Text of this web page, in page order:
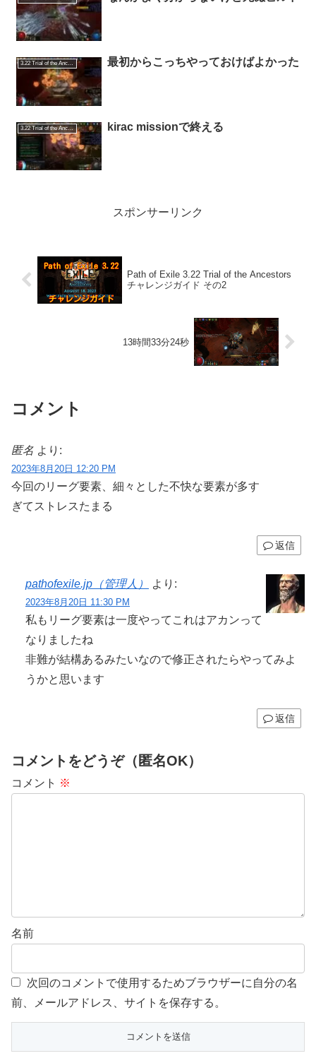
3.22 Trial of the Ancestors 最初からこっちやっておけばよかった
3.22 Trial of the Ancestors kirac missionで終える
スポンサーリンク
Path of Exile 3.22 Trial of the Ancestors
チャレンジガイド その2
13時間33分24秒
コメント
匿名 より:
2023年8月20日 12:20 PM
今回のリーグ要素、細々とした不快な要素が多す
ぎてストレスたまる
返信
pathofexile.jp（管理人） より:
2023年8月20日 11:30 PM
私もリーグ要素は一度やってこれはアカンって
なりましたね
非難が結構あるみたいなので修正されたらやってみよ
うかと思います
返信
コメントをどうぞ（匿名OK）
コメント ※
名前
次回のコメントで使用するためブラウザーに自分の名
前、メールアドレス、サイトを保存する。